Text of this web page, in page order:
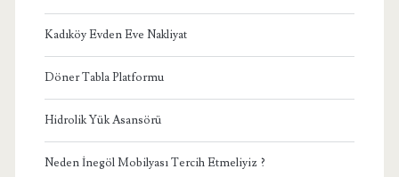
Kadıköy Evden Eve Nakliyat
Döner Tabla Platformu
Hidrolik Yük Asansörü
Neden İnegöl Mobilyası Tercih Etmeliyiz ?